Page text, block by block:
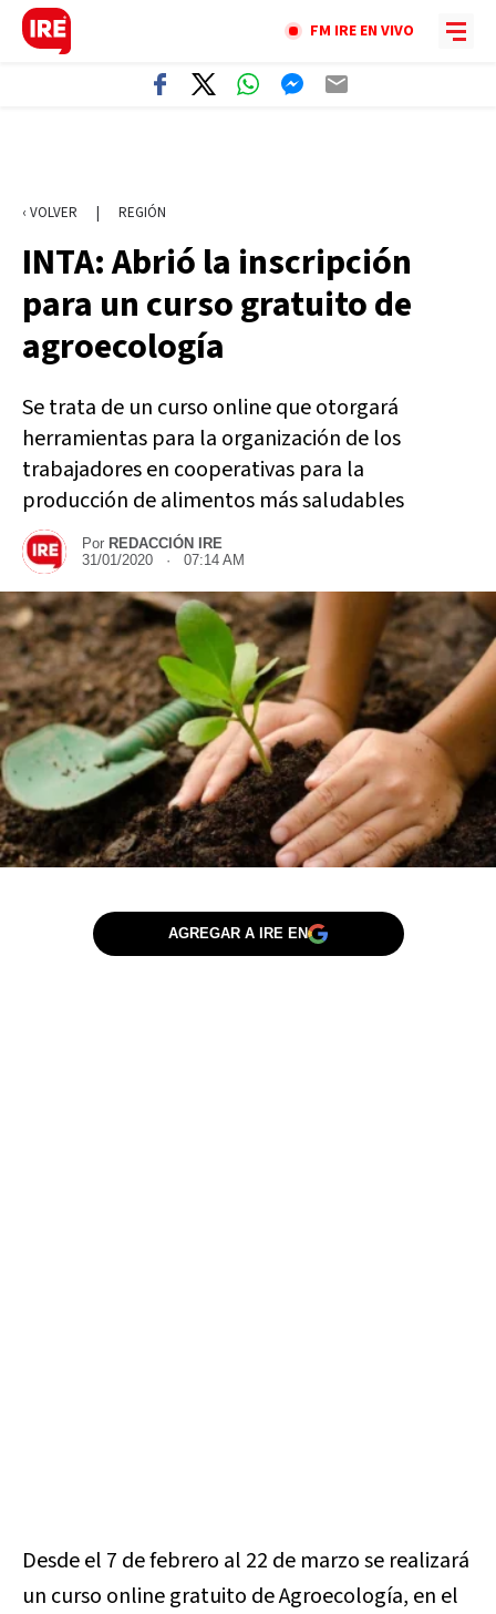
FM IRE EN VIVO
‹ VOLVER | REGIÓN
INTA: Abrió la inscripción
para un curso gratuito de
agroecología
Se trata de un curso online que otorgará
herramientas para la organización de los
trabajadores en cooperativas para la
producción de alimentos más saludables
Por REDACCIÓN IRE
31/01/2020 · 07:14 AM
AGREGAR A IRE EN
Desde el 7 de febrero al 22 de marzo se realizará
un curso online gratuito de Agroecología, en el